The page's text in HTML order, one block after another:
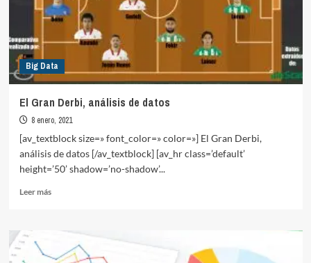
Big Data
El Gran Derbi, análisis de datos
8 enero, 2021
[av_textblock size=» font_color=» color=»] El Gran Derbi,
análisis de datos [/av_textblock] [av_hr class=’default’
height=’50’ shadow=’no-shadow’...
Leer másLeer
Derbi,